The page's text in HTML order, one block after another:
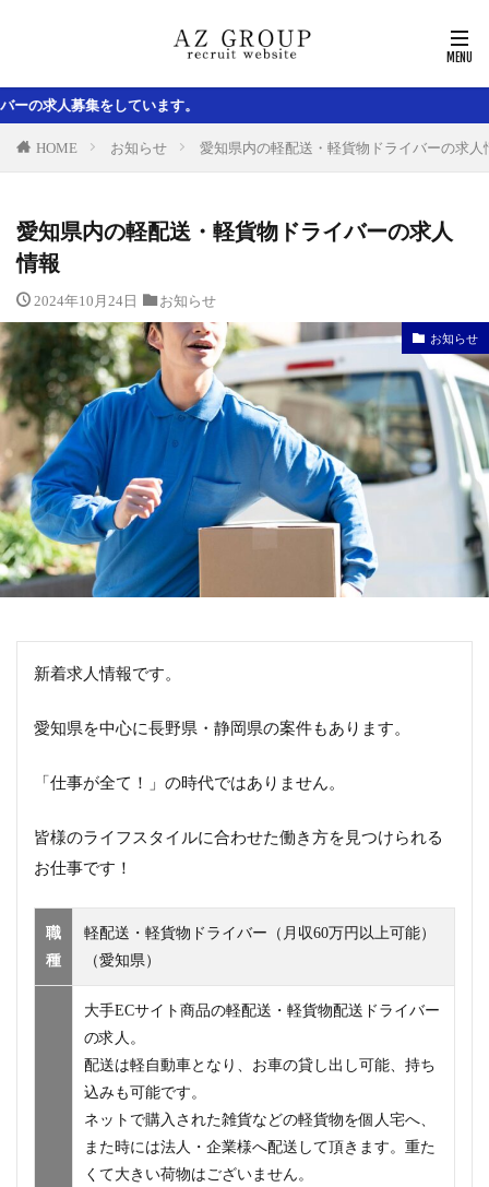
す。
HOME お知らせ 愛知県内の軽配送・軽貨物ドライバーの求人
愛知県内の軽配送・軽貨物ドライバーの求人
情報
2024年10月24日 お知らせ
お知らせ
新着求人情報です。
愛知県を中心に長野県・静岡県の案件もあります。
「仕事が全て！」の時代ではありません。
皆様のライフスタイルに合わせた働き方を見つけられる
お仕事です！
職
種
軽配送・軽貨物ドライバー（月収60万円以上可能）
（愛知県）
大手ECサイト商品の軽配送・軽貨物配送ドライバー
の求人。
配送は軽自動車となり、お車の貸し出し可能、持ち
込みも可能です。
ネットで購入された雑貨などの軽貨物を個人宅へ、
また時には法人・企業様へ配送して頂きます。重た
くて大きい荷物はございません。